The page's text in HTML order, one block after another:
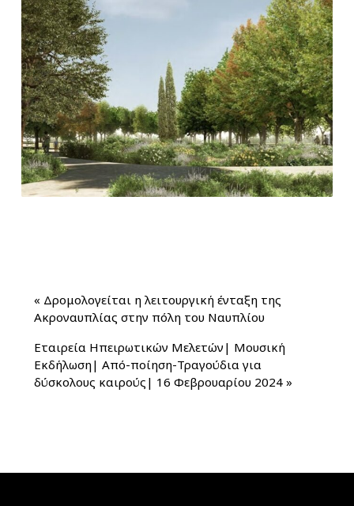
« Δρομολογείται η λειτουργική ένταξη της
Ακροναυπλίας στην πόλη του Ναυπλίου
Εταιρεία Ηπειρωτικών Μελετών| Μουσική
Εκδήλωση| Από-ποίηση-Τραγούδια για
δύσκολους καιρούς| 16 Φεβρουαρίου 2024 »